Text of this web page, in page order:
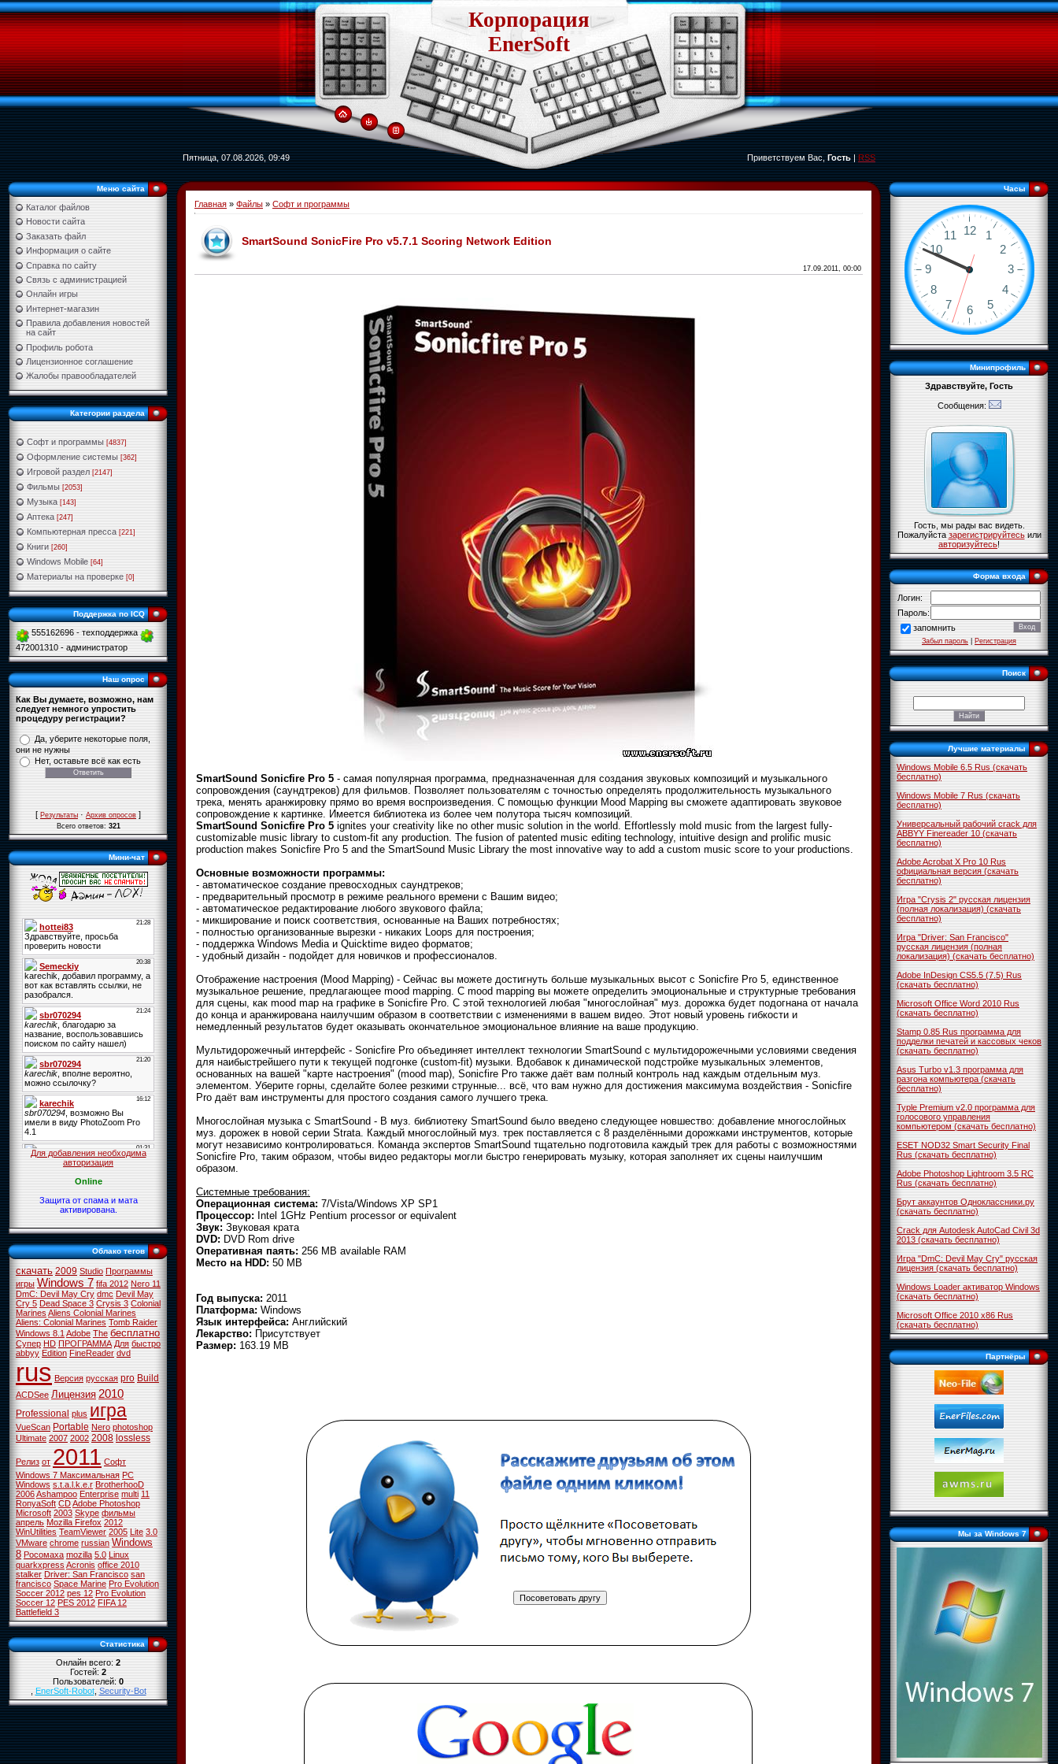
Корпорация
EnerSoft
Пятница, 07.08.2026, 09:49 Приветствуем Вас, Гость|RSS
Меню сайта
Каталог файлов
Новости сайта
Заказать файл
Информация о сайте
Справка по сайту
Связь с администрацией
Онлайн игры
Интернет-магазин
Правила добавления новостей
на сайт
Профиль робота
Лицензионное соглашение
Жалобы правообладателей
Категории раздела
Софт и программы [4837]
Оформление системы [362]
Игровой раздел [2147]
Фильмы [2053]
Музыка [143]
Аптека [247]
Компьютерная пресса [221]
Книги [260]
Windows Mobile [64]
Материалы на проверке [0]
Поддержка по ICQ
555162696 - техподдержка
472001310 - администратор
Наш опрос
Как Вы думаете, возможно, нам
следует немного упростить
процедуру регистрации?
Да, уберите некоторые поля,
они не нужны
Нет, оставьте всё как есть
[Результаты·Архив опросов]
Всего ответов:321
Мини-чат
Для добавления необходима
авторизация
Online
Защита от спама и мата
активирована.
Облако тегов
скачать 2009 Studio Программы
игры Windows 7 fifa 2012 Nero 11
DmC: Devil May Cry dmc Devil May
Cry 5 Dead Space 3 Crysis 3 Colonial
MarinesAliens Colonial Marines
Aliens: Colonial Marines Tomb Raider
Windows 8.1Adobe The бесплатно
Супер HD ПРОГРАММА Для быстро
abbyy Edition FineReader dvd
rus Версия русская pro Build
ACDSee Лицензия 2010
Professional plus игра
VueScan Portable Nero photoshop
Ultimate 2007 2002 2008 lossless
Релиз от 2011 Софт
Windows 7 Максимальная PC
Windows s.t.a.l.k.e.r BrotherhooD
2006Ashampoo Enterprise multi 11
RonyaSoft CDAdobe Photoshop
Microsoft 2003 Skype фильмы
апрель Mozilla Firefox 2012
WinUtilities TeamViewer 2005 Lite 3.0
VMware chrome russian Windows
8 Росомаха mozilla 5.0 Linux
quarkxpressAcronis office 2010
stalker Driver: San Francisco san
francisco Space Marine Pro Evolution
Soccer 2012 pes 12 Pro Evolution
Soccer 12 PES 2012 FIFA 12
Battlefield 3
Статистика
Онлайн всего:2
Гостей:2
Пользователей:0
,EnerSoft-Robot,Security-Bot
Главная » Файлы » Софт и программы
SmartSound SonicFire Pro v5.7.1 Scoring Network Edition
17.09.2011, 00:00
SmartSound Sonicfire Pro 5 - самая популярная программа, предназначенная для создания звуковых композиций и музыкального
сопровождения (саундтреков) для фильмов. Позволяет пользователям с точностью определять продолжительность музыкального
трека, менять аранжировку прямо во время воспроизведения. С помощью функции Mood Mapping вы сможете адаптировать звуковое
сопровождение к картинке. Имеется библиотека из более чем полутора тысяч композиций.
SmartSound Sonicfire Pro 5 ignites your creativity like no other music solution in the world. Effortlessly mold music from the largest fully-
customizable music library to custom-fit any production. The fusion of patented music editing technology, intuitive design and prolific music
production makes Sonicfire Pro 5 and the SmartSound Music Library the most innovative way to add a custom music score to your productions.
Основные возможности программы:
- автоматическое создание превосходных саундтреков;
- предварительный просмотр в режиме реального времени с Вашим видео;
- автоматическое редактирование любого звукового файла;
- микширование и поиск соответствия, основанные на Ваших потребностях;
- полностью организованные вырезки - никаких Loops для построения;
- поддержка Windows Media и Quicktime видео форматов;
- удобный дизайн - подойдет для новичков и профессионалов.
Отображение настроения (Mood Mapping) - Сейчас вы можете достигнуть больше музыкальных высот с Sonicfire Pro 5, единственное
музыкальное решение, предлагающее mood mapping. С mood mapping вы можете определить эмоциональные и структурные требования
для сцены, как mood map на графике в Sonicfire Pro. С этой технологией любая "многослойная" муз. дорожка будет подогнана от начала
до конца и аранжирована наилучшим образом в соответствии с изменениями в вашем видео. Этот новый уровень гибкости и
немедленный результатов будет оказывать окончательное эмоциональное влияние на ваше продукцию.
Мультидорожечный интерфейс - Sonicfire Pro объединяет интеллект технологии SmartSound с мультидорожечными условиями сведения
для наибыстрейшего пути к текущей подгонке (custom-fit) музыки. Вдобавок к динамической подстройке музыкальных элементов,
основанных на вашей "карте настроения" (mood map), Sonicfire Pro также даёт вам полный контроль над каждым отдельным муз.
элементом. Уберите горны, сделайте более резкими струнные... всё, что вам нужно для достижения максимума воздействия - Sonicfire
Pro даёт вам инструменты для простого создания самого лучшего трека.
Многослойная музыка с SmartSound - В муз. библиотеку SmartSound было введено следующее новшество: добавление многослойных
муз. дорожек в новой серии Strata. Каждый многослойный муз. трек поставляется с 8 разделёнными дорожками инструментов, которые
могут независимо контролироваться. Команда экспертов SmartSound тщательно подготовила каждый трек для работы с возможностями
Sonicfire Pro, таким образом, чтобы видео редакторы могли быстро генерировать музыку, которая заполняет их сцены наилучшим
образом.
Системные требования:
Операционная система: 7/Vista/Windows XP SP1
Процессор: Intel 1GHz Pentium processor or equivalent
Звук: Звуковая крата
DVD: DVD Rom drive
Оперативная паять: 256 MB available RAM
Место на HDD: 50 MB
Год выпуска: 2011
Платформа: Windows
Язык интерфейса: Английский
Лекарство: Присутствует
Размер: 163.19 MB
Часы
Минипрофиль
Здравствуйте, Гость
Сообщения:
Гость, мы рады вас видеть.
Пожалуйстазарегистрируйтесьили
авторизуйтесь!
Форма входа
Логин:
Пароль:
запомнить
Забыл пароль|Регистрация
Поиск
Лучшие материалы
Windows Mobile 6.5 Rus (скачать
бесплатно)
Windows Mobile 7 Rus (скачать
бесплатно)
Универсальный рабочий crack для
ABBYY Finereader 10 (скачать
бесплатно)
Adobe Acrobat X Pro 10 Rus
официальная версия (скачать
бесплатно)
Игра "Crysis 2" русская лицензия
(полная локализация) (скачать
бесплатно)
Игра "Driver: San Francisco"
русская лицензия (полная
локализация) (скачать бесплатно)
Adobe InDesign CS5.5 (7.5) Rus
(скачать бесплатно)
Microsoft Office Word 2010 Rus
(скачать бесплатно)
Stamp 0.85 Rus программа для
подделки печатей и кассовых чеков
(скачать бесплатно)
Asus Turbo v1.3 программа для
разгона компьютера (скачать
бесплатно)
Typle Premium v2.0 программа для
голосового управления
компьютером (скачать бесплатно)
ESET NOD32 Smart Security Final
Rus (скачать бесплатно)
Adobe Photoshop Lightroom 3.5 RC
Rus (скачать бесплатно)
Брут аккаунтов Одноклассники.ру
(скачать бесплатно)
Crack для Autodesk AutoCad Civil 3d
2013 (скачать бесплатно)
Игра "DmC: Devil May Cry" русская
лицензия (скачать бесплатно)
Windows Loader активатор Windows
(скачать бесплатно)
Microsoft Office 2010 x86 Rus
(скачать бесплатно)
Партнёры
Мы за Windows 7